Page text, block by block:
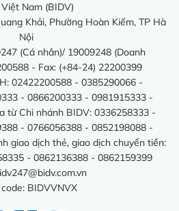
Nam (BIDV)
Khải, Phường Hoàn Kiếm, TP Hà
Nội
(Cá nhân)/ 19009248 (Doanh
- Fax: (+84-24) 22200399
02422200588 - 0385290066 -
- 0866200333 - 0981915333 -
từ Chi nhánh BIDV: 0336258333 -
- 0766056388 - 0852198088 -
giao dịch thẻ, giao dịch chuyển tiền:
- 0862136388 - 0862159399
BIDVVNVX